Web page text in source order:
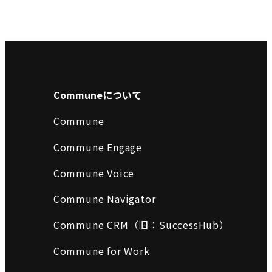
Communeについて
Commune
Commune Engage
Commune Voice
Commune Navigator
Commune CRM（旧：SuccessHub）
Commune for Work